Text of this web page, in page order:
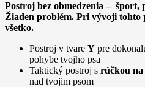
Postroj bez obmedzenia –
Žiaden problém. Pri vývoji tohto
všetko.
Postroj v tvare Y pre
pohybe tvojho psa
Taktický postroj s rúčkou
nad tvojim psom